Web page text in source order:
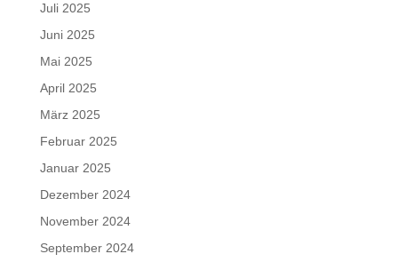
Juli 2025
Juni 2025
Mai 2025
April 2025
März 2025
Februar 2025
Januar 2025
Dezember 2024
November 2024
September 2024